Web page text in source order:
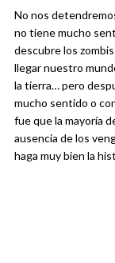
No nos
no tiene mucho
descubre los
llegar nuestro
la tierra… pero
mucho sentido o
fue que la mayoría
ausencia de los
haga muy bien la